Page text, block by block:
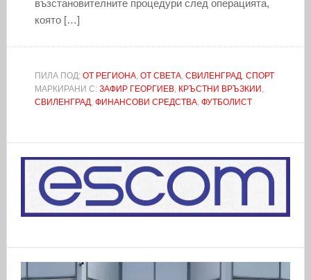
възстановителните процедури след операцията,
която […]
ПИЛА ПОД: ОТ РЕГИОНА, ОТ СВЕТА, СВИЛЕНГРАД, СПОРТ
МАРКИРАНИ С: ЗАФИР ГЕОРГИЕВ, КРЪСТНИ ВРЪЗКИИ ,
СВИЛЕНГРАД, ФИНАНСОВИ СРЕДСТВА, ФУТБОЛИСТ